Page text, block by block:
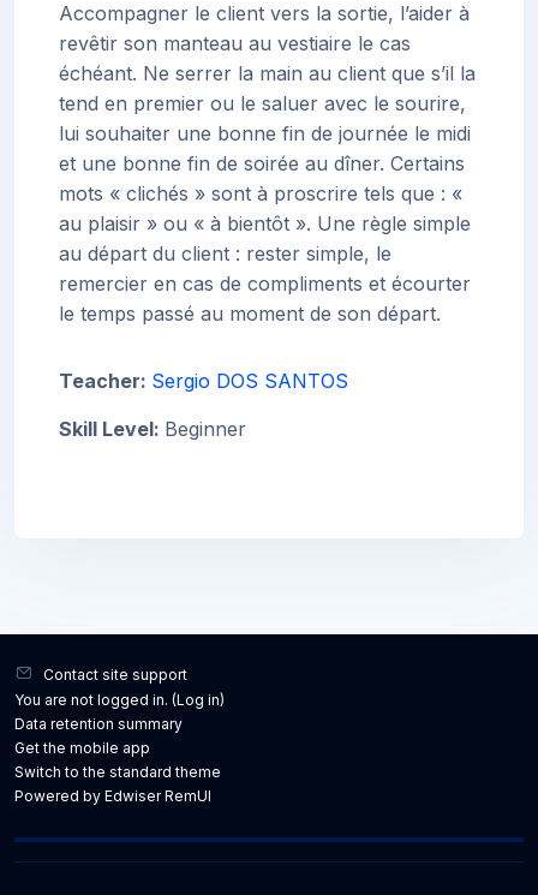
Accompagner le client vers la sortie, l’aider à
revêtir son manteau au vestiaire le cas
échéant. Ne serrer la main au client que s’il la
tend en premier ou le saluer avec le sourire,
lui souhaiter une bonne fin de journée le midi
et une bonne fin de soirée au dîner. Certains
mots « clichés » sont à proscrire tels que : «
au plaisir » ou « à bientôt ». Une règle simple
au départ du client : rester simple, le
remercier en cas de compliments et écourter
le temps passé au moment de son départ.
Teacher: Sergio DOS SANTOS
Skill Level: Beginner
Contact site support
You are not logged in. (Log in)
Data retention summary
Get the mobile app
Switch to the standard theme
Powered by Edwiser RemUI